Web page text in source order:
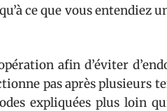
ce que vous entendiez
afin d’éviter
pas après plusieurs
expliquées plus loin